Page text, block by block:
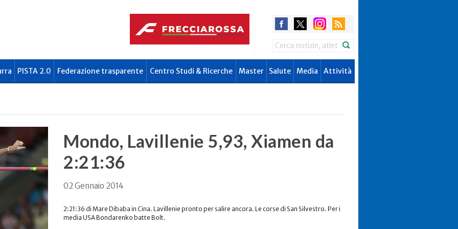
Search
PISTA 2.0 Federazione trasparente Centro Studi & Ricerche Master Salute Media Attività
Mondo, Lavillenie 5,93, Xiamen da
2:21:36
02 Gennaio 2014
2:21:36 di Mare Dibaba in Cina. Lavillenie pronto per salire ancora. Le corse di San Silvestro. Per i
media USA Bondarenko batte Bolt.